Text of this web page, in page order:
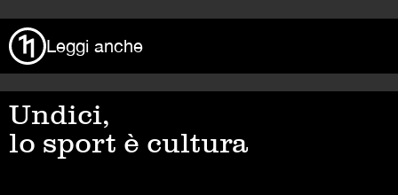
Leggi anche
Undici,
lo sport è cultura